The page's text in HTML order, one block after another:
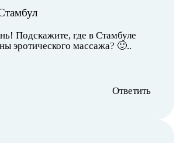
Подскажите, где в Стамбуле
эротического массажа? 🙂..
Ответить